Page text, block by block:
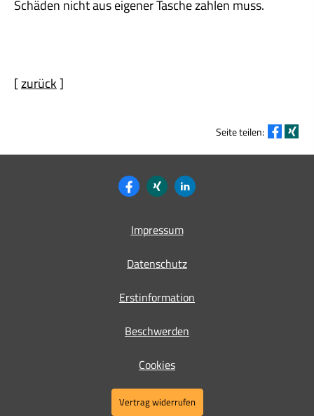
Schäden nicht aus eigener Tasche zahlen muss.
[zurück]
Seite teilen:
Impressum
Datenschutz
Erstinformation
Beschwerden
Cookies
Vertrag widerrufen